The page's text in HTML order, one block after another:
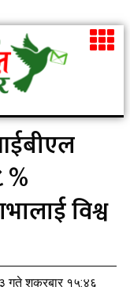
%
विश्व
गते शुक्रबार १५:४६